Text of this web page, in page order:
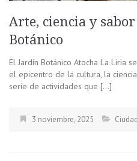
Arte, ciencia y
Botánico
El Jardín Botánico Atocha La Liria
el epicentro de la cultura, la
serie de actividades que […]
3 noviembre, 2025 Ciudad